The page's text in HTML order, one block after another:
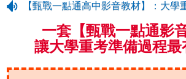
【甄戰一點通高中影音教材】：大學
一套【甄戰一點通影
讓大學重考準備過程最